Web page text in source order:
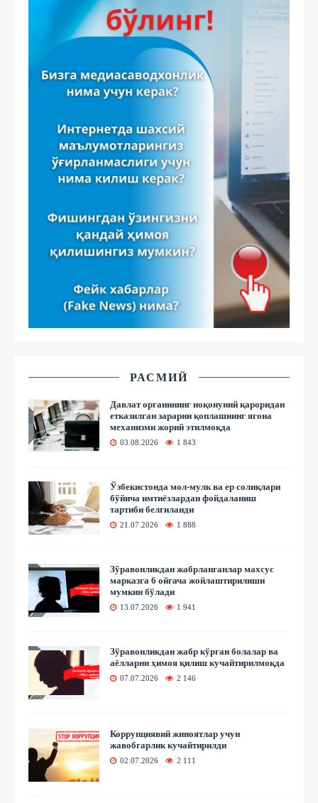
РАСМИЙ
Давлат органининг ноқонуний қароридан
етказилган зарарни қоплашнинг ягона
механизми жорий этилмоқда
03.08.2026 1 843
Ўзбекистонда мол-мулк ва ер солиқлари
бўйича имтиёзлардан фойдаланиш
тартиби белгиланди
21.07.2026 1 888
Зўравонликдан жабрланганлар махсус
марказга 6 ойгача жойлаштирилиши
мумкин бўлади
13.07.2026 1 941
Зўравонликдан жабр кўрган болалар ва
аёлларни ҳимоя қилиш кучайтирилмоқда
07.07.2026 2 146
Коррупциявий жиноятлар учун
жавобгарлик кучайтирилди
02.07.2026 2 111